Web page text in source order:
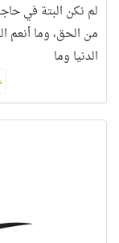
لم نكن البتة في
من الحق، وما أنعم
الدنيا وما